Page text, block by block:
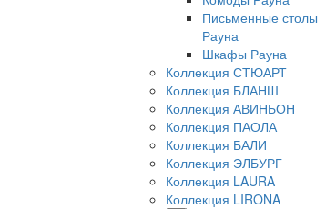
Письменные столы
Рауна
Шкафы Рауна
Коллекция СТЮАРТ
Коллекция БЛАНШ
Коллекция АВИНЬОН
Коллекция ПАОЛА
Коллекция БАЛИ
Коллекция ЭЛБУРГ
Коллекция LAURA
Коллекция LIRONA